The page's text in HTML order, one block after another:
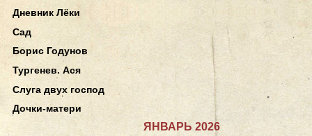
Дневник Лёки
Сад
Борис Годунов
Тургенев. Ася
Слуга двух господ
Дочки-матери
ЯНВАРЬ 2026